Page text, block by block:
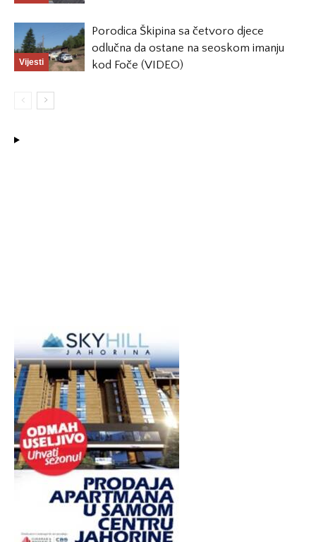
Vijesti
Porodica Škipina sa četvoro djece
odlučna da ostane na seoskom imanju
kod Foče (VIDEO)